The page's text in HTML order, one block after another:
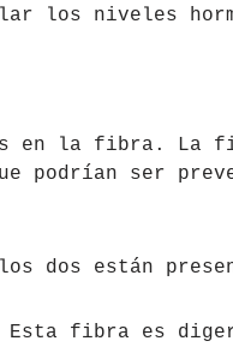
los niveles
en la fibra. La
podrían ser
dos están
fibra es